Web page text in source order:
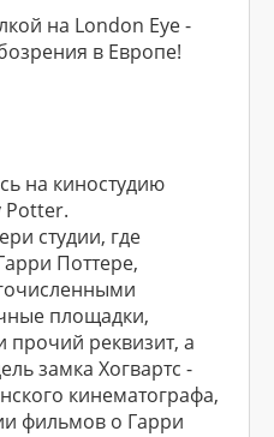
на London Eye -
в Европе!
на киностудию
Potter.
студии, где
Поттере,
площадки,
реквизит, а
замка Хогвартс -
кинематографа,
фильмов о Гарри